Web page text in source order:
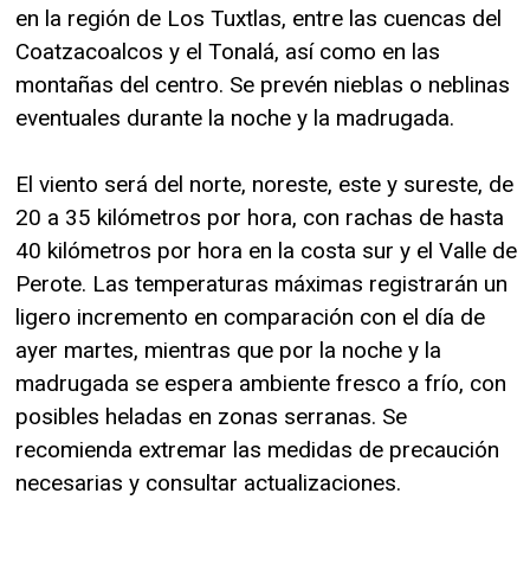
en la región de Los Tuxtlas, entre las cuencas del
Coatzacoalcos y el Tonalá, así como en las
montañas del centro. Se prevén nieblas o neblinas
eventuales durante la noche y la madrugada.
El viento será del norte, noreste, este y sureste, de
20 a 35 kilómetros por hora, con rachas de hasta
40 kilómetros por hora en la costa sur y el Valle de
Perote. Las temperaturas máximas registrarán un
ligero incremento en comparación con el día de
ayer martes, mientras que por la noche y la
madrugada se espera ambiente fresco a frío, con
posibles heladas en zonas serranas. Se
recomienda extremar las medidas de precaución
necesarias y consultar actualizaciones.